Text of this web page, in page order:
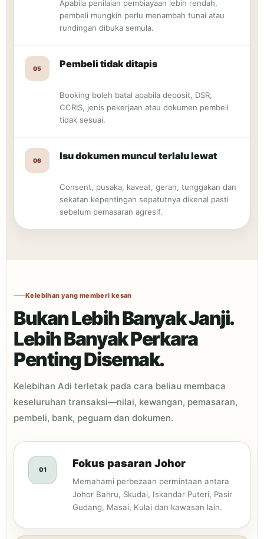
Apabila penilaian pembiayaan lebih rendah,
pembeli mungkin perlu menambah tunai atau
rundingan dibuka semula.
05 Pembeli tidak ditapis
Booking boleh batal apabila deposit, DSR,
CCRIS, jenis pekerjaan atau dokumen pembeli
tidak sesuai.
06 Isu dokumen muncul terlalu lewat
Consent, pusaka, kaveat, geran, tunggakan dan
sekatan kepentingan sepatutnya dikenal pasti
sebelum pemasaran agresif.
Kelebihan yang memberi kesan
Bukan Lebih Banyak Janji.
Lebih Banyak Perkara
Penting Disemak.
Kelebihan Adi terletak pada cara beliau membaca
keseluruhan transaksi—nilai, kewangan, pemasaran,
pembeli, bank, peguam dan dokumen.
01
Fokus pasaran Johor
Memahami perbezaan permintaan antara
Johor Bahru, Skudai, Iskandar Puteri, Pasir
Gudang, Masai, Kulai dan kawasan lain.